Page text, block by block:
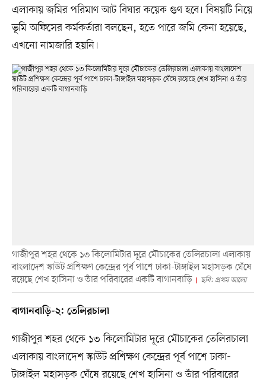
এলাকায় জমির পরিমাণ আট বিঘার কয়েক গুণ হবে। বিষয়টি নিয়ে
ভূমি অফিসের কর্মকর্তারা বলছেন, হতে পারে জমি কেনা হয়েছে,
এখনো নামজারি হয়নি।
গাজীপুর শহর থেকে ১৩ কিলোমিটার দূরে মৌচাকের তেলিরচালা এলাকায়
বাংলাদেশ স্কাউট প্রশিক্ষণ কেন্দ্রের পূর্ব পাশে ঢাকা-টাঙ্গাইল মহাসড়ক ঘেঁষে
রয়েছে শেখ হাসিনা ও তাঁর পরিবারের একটি বাগানবাড়ি
ছবি: প্রথম আলো
বাগানবাড়ি-২: তেলিরচালা
গাজীপুর শহর থেকে ১৩ কিলোমিটার দূরে মৌচাকের তেলিরচালা
এলাকায় বাংলাদেশ স্কাউট প্রশিক্ষণ কেন্দ্রের পূর্ব পাশে ঢাকা-
টাঙ্গাইল মহাসড়ক ঘেঁষে রয়েছে শেখ হাসিনা ও তাঁর পরিবারের